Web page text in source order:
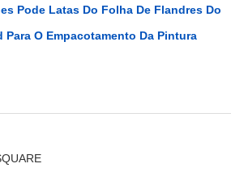
Pode Latas Do Folha De Flandres Do
Para O Empacotamento Da Pintura